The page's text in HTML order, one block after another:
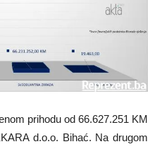
prihodu od 66.627.251 KM
d.o.o. Bihać. Na drugom